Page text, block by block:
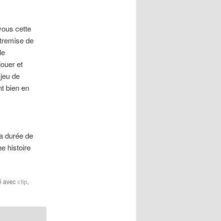
cette
de
et
de
bien en
durée de
histoire
avecclip,